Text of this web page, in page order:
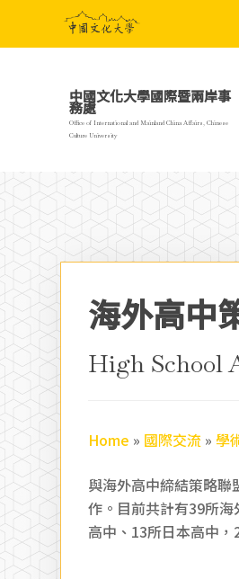
Hit enter to search or ESC
中國文化大學國際暨兩岸事
務處
Office of International and Mainland China Affairs, Chinese
Culture University
海外高中
High School
Home » 國際交流 »學
與海外高中締結策略
作。目前共計有39所
高中、13所日本高中